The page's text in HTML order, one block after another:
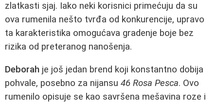
zlatkasti sjaj. Iako neki korisnici primećuju da su
ova rumenila nešto tvrđa od konkurencije, upravo
ta karakteristika omogućava gradenje boje bez
rizika od preteranog nanošenja.
Deborah je još jedan brend koji konstantno dobija
pohvale, posebno za nijansu 46 Rosa Pesca. Ovo
rumenilo opisuje se kao savršena mešavina roze i